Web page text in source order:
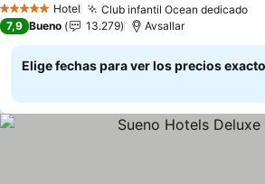
5 Estrellas Hotel Club infantil Ocean dedicado
7,9 Bueno 13.279 Avsallar
Elige fechas para ver los precios